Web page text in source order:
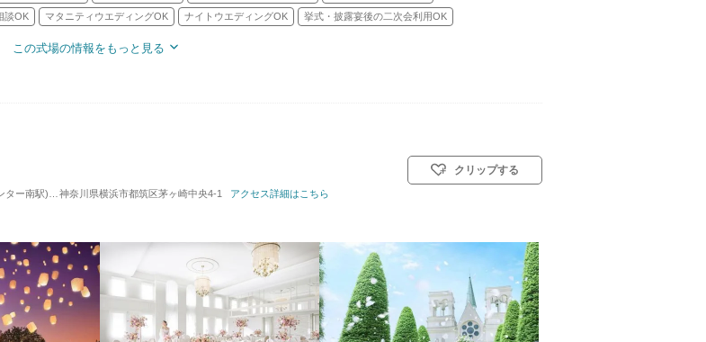
談OK マタニティウエディングOK ナイトウエディングOK 挙式・披露宴後の二次会利用OK
この式場の情報をもっと見る
ゲストハウス 対応人数: 着席：10名 ～ 114名 挙式スタイル: 教会式(キリスト教式)／人前式
神奈川県横浜市都筑区茅ヶ崎中央4-1 アクセス詳細はこちら
クリップする